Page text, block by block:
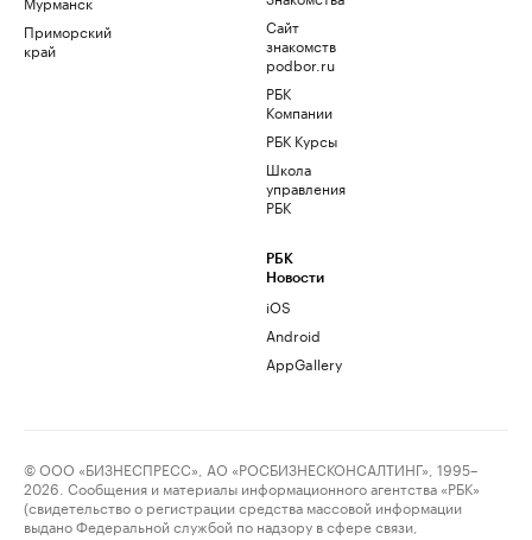
Приморский
край
Сайт
знакомств
podbor.ru
РБК
Компании
РБК Курсы
Школа
управления
РБК
РБК
Новости
iOS
Android
AppGallery
© ООО «БИЗНЕСПРЕСС», АО «РОСБИЗНЕСКОНСАЛТИНГ», 1995–
2026. Сообщения и материалы информационного агентства «РБК»
(свидетельство о регистрации средства массовой информации
выдано Федеральной службой по надзору в сфере связи,